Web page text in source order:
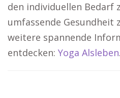
den individuellen Bedarf
umfassende Gesundheit
weitere spannende
entdecken: Yoga Alsleben.